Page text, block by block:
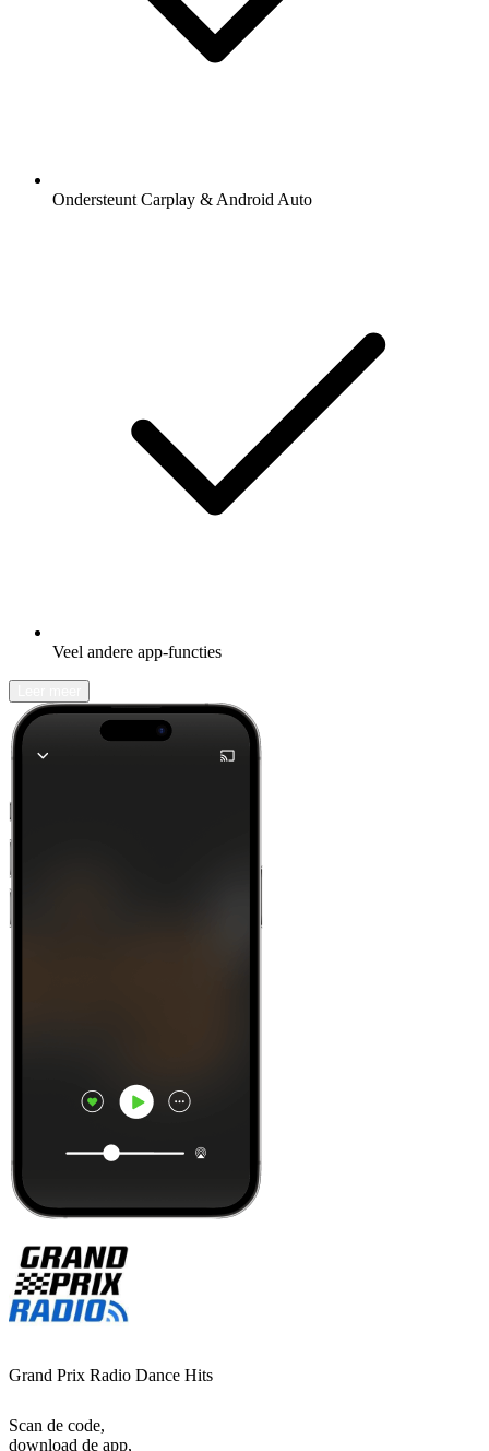
Ondersteunt Carplay & Android Auto
Veel andere app-functies
Grand Prix Radio Dance Hits
Scan de code,
download de app,